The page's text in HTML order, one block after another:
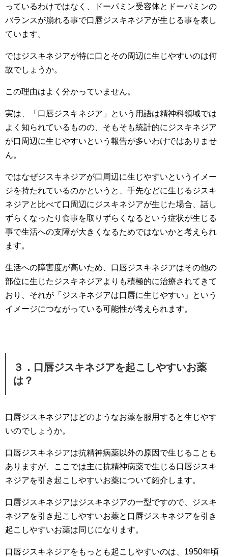
っているわけではなく、ドーパミン受容体とドーパミンの
バランスが崩れる事で口唇ジスキネジアが生じる事を表し
ています。
ではジスキネジアが特に口とその周辺に生じやすいのは何
故でしょうか。
この理由はよく分かっていません。
実は、「口唇ジスキネジア」という用語は精神科領域では
よく知られているものの、そもそも統計的にジスキネジア
が口周辺に生じやすいという報告が多いわけではありませ
ん。
ではなぜジスキネジアが口周辺に生じやすいというイメー
ジを持たれているのかというと、手先などに生じるジスキ
ネジアと比べて口周辺にジスキネジアが生じた場合、話し
ずらくなったり食事を取りずらくなるという症状が生じる
事で生活への支障が大きくなるためではないかと考えられ
ます。
生活への障害度が高いため、口唇ジスキネジアはその他の
部位に生じたジスキネジアよりも積極的に治療されてきて
おり、それが「ジスキネジアは口唇に生じやすい」という
イメージにつながっている可能性が考えられます。
３．口唇ジスキネジアを起こしやすいお薬
は？
口唇ジスキネジアはどのようなお薬を服用すると生じやす
いのでしょうか。
口唇ジスキネジアは抗精神病薬以外の原因で生じることも
ありますが、ここでは主に抗精神病薬で生じる口唇ジスキ
ネジアを引き起こしやすいお薬について紹介します。
口唇ジスキネジアはジスキネジアの一型ですので、ジスキ
ネジアを引き起こしやすいお薬と口唇ジスキネジアを引き
起こしやすいお薬は同じになります。
口唇ジスキネジアをもっとも起こしやすいのは、1950年頃